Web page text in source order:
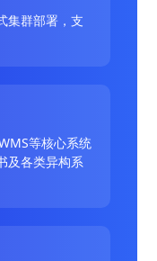
集群部署，支
等核心系统
及各类异构系